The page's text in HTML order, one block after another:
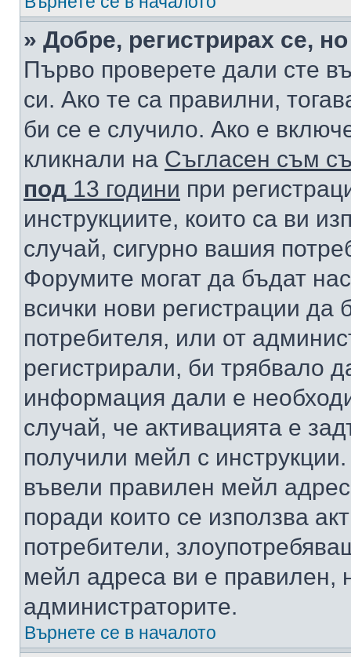
» Добре, регистрирах се,
Първо проверете дали сте
си. Ако те са правилни,
би се е случило. Ако е
кликнали на Съгласен съм
под 13 години при
инструкциите, които са ви
случай, сигурно вашия
Форумите могат да бъдат
всички нови регистрации да
потребителя, или от
регистрирали, би трябвало
информация дали е
случай, че активацията е
получили мейл с
въвели правилен мейл
поради които се използва
потребители,
мейл адреса ви е правилен,
администраторите.
Върнете се в началото